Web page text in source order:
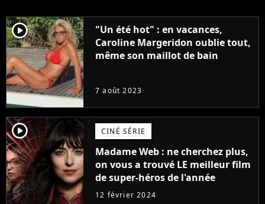
player2
"Un été hot" : en vacances,
Caroline Margeridon oublie tout,
même son maillot de bain
7 août 2023
player2 CINÉ SÉRIE
Madame Web : ne cherchez plus,
on vous a trouvé LE meilleur film
de super-héros de l'année
12 février 2024